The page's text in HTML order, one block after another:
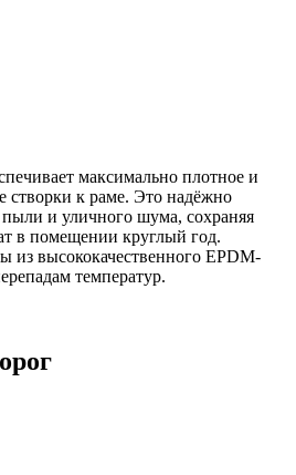
максимально плотное и
створки к раме. Это надёжно
и уличного шума, сохраняя
в помещении круглый год.
из высококачественного EPDM-
температур.